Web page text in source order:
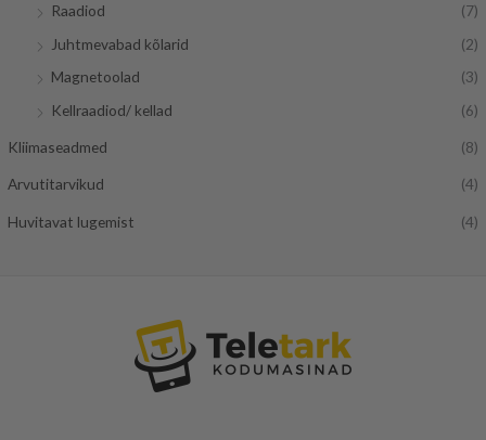
Raadiod
(7)
Juhtmevabad kõlarid
(2)
Magnetoolad
(3)
Kellraadiod/ kellad
(6)
Kliimaseadmed (8)
Arvutitarvikud (4)
Huvitavat lugemist (4)